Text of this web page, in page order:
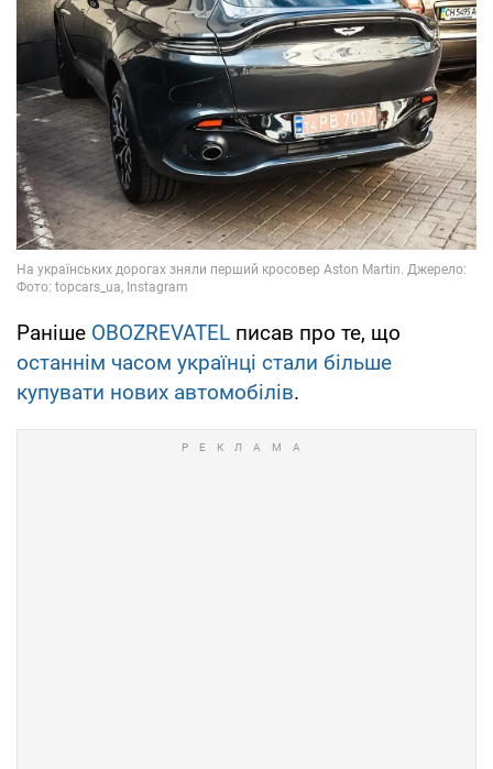
Раніше OBOZREVATEL писав про те, що
останнім часом українці стали більше
купувати нових автомобілів.